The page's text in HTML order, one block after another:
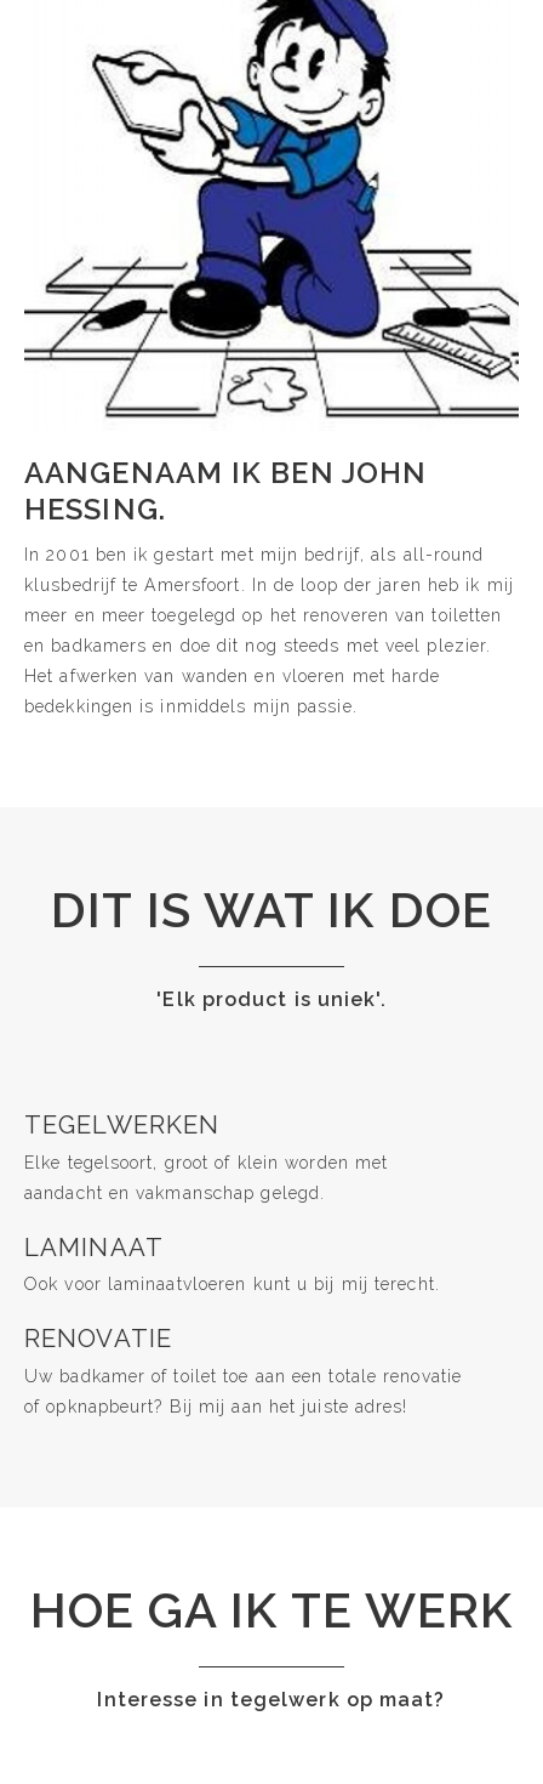
AANGENAAM IK BEN JOHN
HESSING.
In 2001 ben ik gestart met mijn bedrijf, als all-round
klusbedrijf te Amersfoort. In de loop der jaren heb ik mij
meer en meer toegelegd op het renoveren van toiletten
en badkamers en doe dit nog steeds met veel plezier.
Het afwerken van wanden en vloeren met harde
bedekkingen is inmiddels mijn passie.
DIT IS WAT IK DOE
'Elk product is uniek'.
TEGELWERKEN
Elke tegelsoort, groot of klein worden met
aandacht en vakmanschap gelegd.
LAMINAAT
Ook voor laminaatvloeren kunt u bij mij terecht.
RENOVATIE
Uw badkamer of toilet toe aan een totale renovatie
of opknapbeurt? Bij mij aan het juiste adres!
HOE GA IK TE WERK
Interesse in tegelwerk op maat?